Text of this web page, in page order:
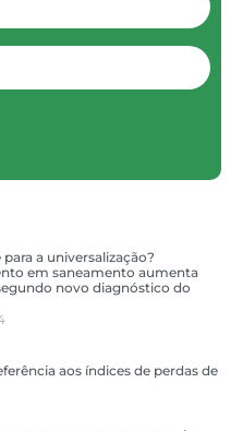
a universalização?
em saneamento aumenta
novo diagnóstico do
aos índices de perdas de